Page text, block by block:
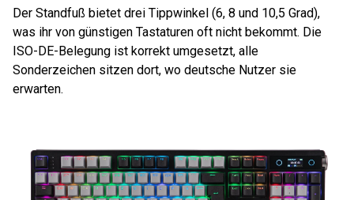
Der Standfuß bietet drei Tippwinkel (6, 8 und 10,5 Grad),
was ihr von günstigen Tastaturen oft nicht bekommt. Die
ISO-DE-Belegung ist korrekt umgesetzt, alle
Sonderzeichen sitzen dort, wo deutsche Nutzer sie
erwarten.